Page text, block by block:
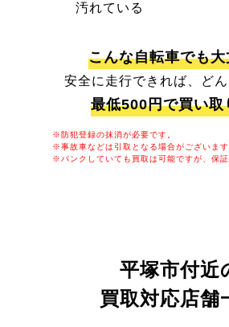
汚れている
こんな自転車でも
安全に走行できれば、ど
最低500円で買い取
※防犯登録の抹消が必要です。
※事故車などは引取となる場合がございます
※パンクしていても買取は可能ですが、保証
平塚市付近
買取対応店舗